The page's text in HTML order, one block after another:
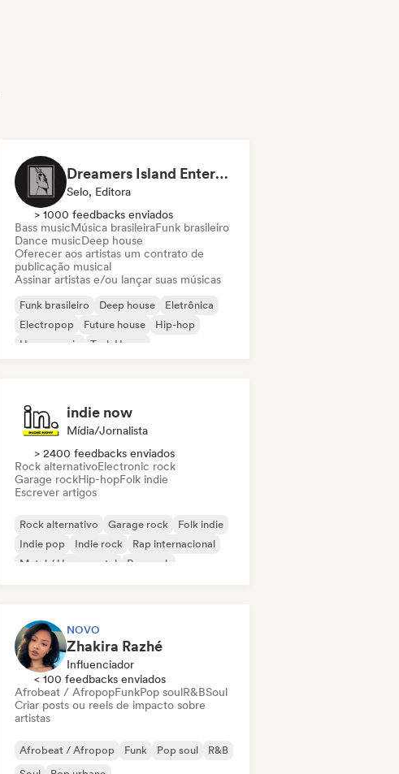
Dreamers Island Entertainment
Selo, Editora
> 1000 feedbacks enviados
Bass musicMúsica brasileiraFunk brasileiro
Dance musicDeep house
Oferecer aos artistas um contrato de
publicação musical
Assinar artistas e/ou lançar suas músicas
Funk brasileiro Deep house
Eletrônica
Electropop
Future house
Hip-hop
House music
Tech House
indie now
Mídia/Jornalista
> 2400 feedbacks enviados
Rock alternativoElectronic rock
Garage rockHip-hopFolk indie
Escrever artigos
Rock alternativo Garage rock
Folk indie
Indie pop
Indie rock
Rap internacional
Metal / Heavy metal
Pop rock
NOVO
Zhakira Razhé
Influenciador
< 100 feedbacks enviados
Afrobeat / AfropopFunkPop soulR&BSoul
Criar posts ou reels de impacto sobre
artistas
Afrobeat / Afropop Funk Pop soul
R&B